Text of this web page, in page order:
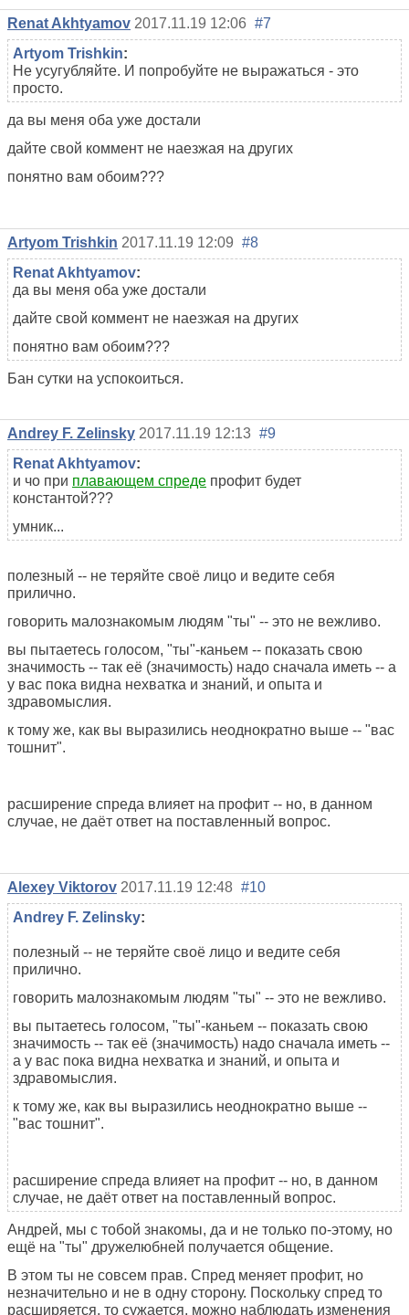
Renat Akhtyamov 2017.11.19 12:06 #7
Artyom Trishkin:
Не усугубляйте. И попробуйте не выражаться - это
просто.
да вы меня оба уже достали
дайте свой коммент не наезжая на других
понятно вам обоим???
Artyom Trishkin 2017.11.19 12:09 #8
Renat Akhtyamov:
да вы меня оба уже достали
дайте свой коммент не наезжая на других
понятно вам обоим???
Бан сутки на успокоиться.
Andrey F. Zelinsky 2017.11.19 12:13 #9
Renat Akhtyamov:
и чо при плавающем спреде профит будет
константой???
умник...
полезный -- не теряйте своё лицо и ведите себя
прилично.
говорить малознакомым людям "ты" -- это не вежливо.
вы пытаетесь голосом, "ты"-каньем -- показать свою
значимость -- так её (значимость) надо сначала иметь -- а
у вас пока видна нехватка и знаний, и опыта и
здравомыслия.
к тому же, как вы выразились неоднократно выше -- "вас
тошнит".
расширение спреда влияет на профит -- но, в данном
случае, не даёт ответ на поставленный вопрос.
Alexey Viktorov 2017.11.19 12:48 #10
Andrey F. Zelinsky:
полезный -- не теряйте своё лицо и ведите себя
прилично.
говорить малознакомым людям "ты" -- это не вежливо.
вы пытаетесь голосом, "ты"-каньем -- показать свою
значимость -- так её (значимость) надо сначала иметь --
а у вас пока видна нехватка и знаний, и опыта и
здравомыслия.
к тому же, как вы выразились неоднократно выше --
"вас тошнит".
расширение спреда влияет на профит -- но, в данном
случае, не даёт ответ на поставленный вопрос.
Андрей, мы с тобой знакомы, да и не только по-этому, но
ещё на "ты" дружелюбней получается общение.
В этом ты не совсем прав. Спред меняет профит, но
незначительно и не в одну сторону. Поскольку спред то
расширяется, то сужается, можно наблюдать изменения